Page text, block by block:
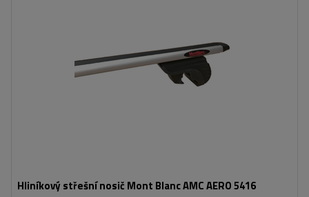
Hliníkový střešní nosič Mont Blanc AMC AERO 5416